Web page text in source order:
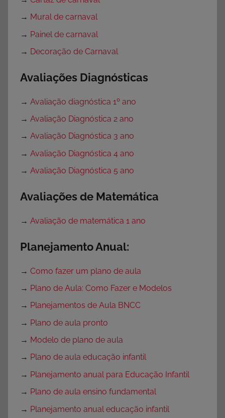
→ Mural de carnaval
→ Painel de carnaval
→ Decoração de Carnaval
Avaliações Diagnósticas
→ Avaliação diagnóstica 1º ano
→ Avaliação Diagnóstica 2 ano
→ Avaliação Diagnóstica 3 ano
→ Avaliação Diagnóstica 4 ano
→ Avaliação Diagnóstica 5 ano
Avaliações de Matemática
→ Avaliação de matemática 1 ano
Planejamento Anual:
→ Como fazer um plano de aula
→ Plano de Aula: Como Fazer e Modelos
→ Planejamentos de Aula BNCC
→ Plano de aula pronto
→ Modelo de plano de aula
→ Plano de aula educação infantil
→ Planejamento anual para Educação Infantil
→ Plano de aula ensino fundamental
→ Planejamento anual educação infantil